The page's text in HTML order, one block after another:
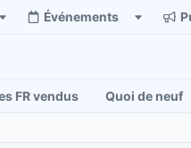
Événements
FR vendus Quoi de neuf